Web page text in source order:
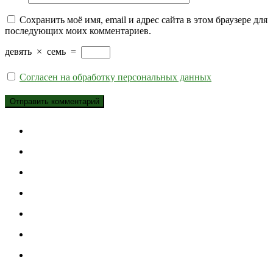
Сохранить моё имя, email и адрес сайта в этом браузере для
последующих моих комментариев.
девять × семь =
Согласен на обработку персональных данных